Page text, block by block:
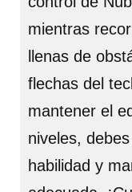
mientras
llenas de
flechas del
mantener el
niveles,
habilidad y